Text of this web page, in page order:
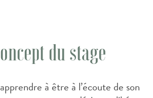
du stage
à être à l’écoute de son